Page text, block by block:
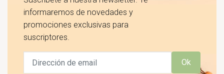
informaremos de novedades y
promociones exclusivas para
suscriptores.
Ok